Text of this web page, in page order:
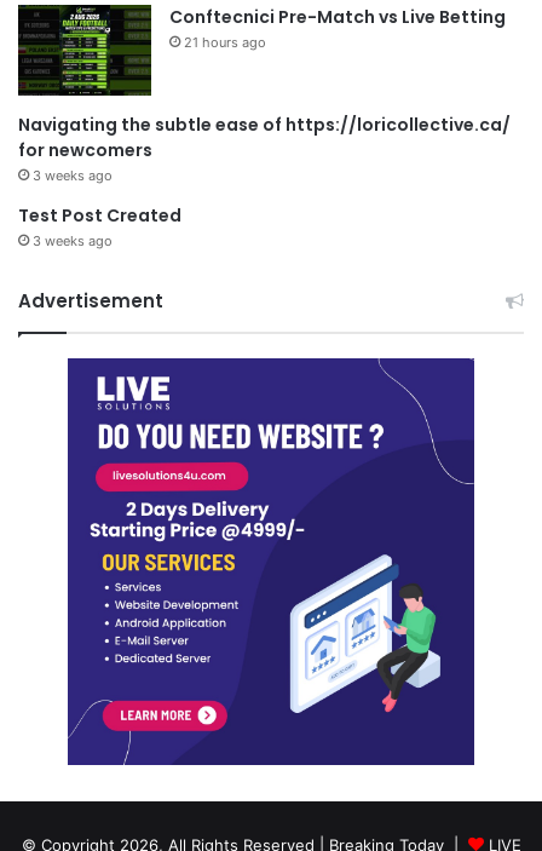
Conftecnici Pre-Match vs Live Betting
21 hours ago
Navigating the subtle ease of https://loricollective.ca/
for newcomers
3 weeks ago
Test Post Created
3 weeks ago
Advertisement
© Copyright 2026, All Rights Reserved | Breaking Today | LIVE